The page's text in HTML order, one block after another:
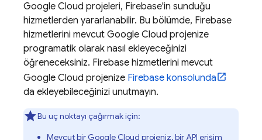
Google Cloud projeleri, Firebase'in sunduğu
hizmetlerden yararlanabilir. Bu bölümde, Firebase
hizmetlerini mevcut Google Cloud projenize
programatik olarak nasıl ekleyeceğinizi
öğreneceksiniz. Firebase hizmetlerini mevcut
Google Cloud projenize Firebase konsolunda
da ekleyebileceğinizi unutmayın.
Bu uç noktayı çağırmak için:
Mevcut bir Google Cloud projeniz, birAPI erişim